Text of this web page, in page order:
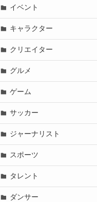
イベント
キャラクター
クリエイター
グルメ
ゲーム
サッカー
ジャーナリスト
スポーツ
タレント
ダンサー